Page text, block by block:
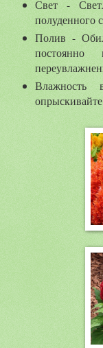
Свет -
полуденного
Полив -